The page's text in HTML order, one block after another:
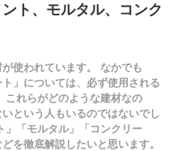
ト、モルタル、コンク
使われています。 なかでも
」については、必ず使用される
これらがどのような建材なの
という人もいるのではないでし
」「モルタル」「コンクリー
を徹底解説したいと思います。